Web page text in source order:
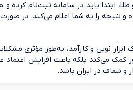
و طلا، ابتدا باید در سامانه
و نتیجه را به شما اعلام می‌کند. در
ابزار نوین و کارآمد، به‌طور مؤثری
می‌کند بلکه باعث افزایش اعتماد
و شفاف در ایران باشد.